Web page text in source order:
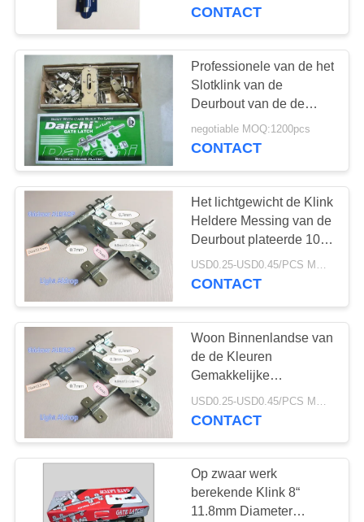
De Scharnier van de
veiligheidsdeur
De Steun van de
hoekplank
38
de scharnieren van
de kogellagerdeur
CONTACT
Professionele van de het
Slotklink van de
Deurbout van de de
Poort Brede Toepassing
Witte het
negotiable MOQ:1200pcs
CONTACT
Het lichtgewicht de Klink
Heldere Messing van de
Deurbout plateerde 10“
Lichtgewicht
USD0.25-USD0.45/PCS MOQ:1200pcs
CONTACT
Woon Binnenlandse van
de de Kleuren
Gemakkelijke
Assemblage van de
Deurklink Gele de
CONTACT
Op zwaar werk
berekende Klink 8“
11.8mm Diameter